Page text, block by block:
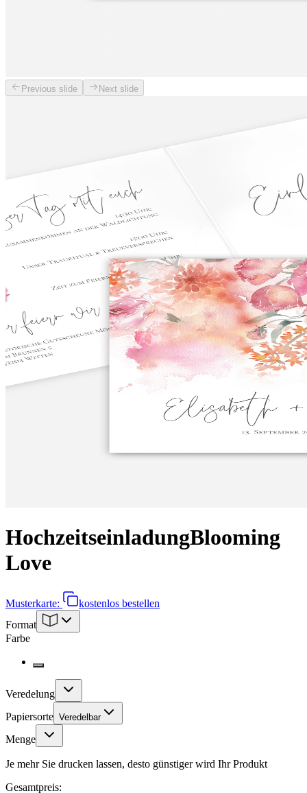
Previous slide Next slide
HochzeitseinladungBlooming
Love
Musterkarte:
kostenlos bestellen
Format
Farbe
Veredelung
Papiersorte Veredelbar
Menge
Je mehr Sie drucken lassen, desto günstiger wird Ihr Produkt
Gesamtpreis: